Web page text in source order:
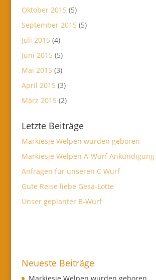
Oktober 2015 (5)
September 2015 (5)
Juli 2015 (4)
Juni 2015 (5)
Mai 2015 (3)
April 2015 (3)
März 2015 (2)
Letzte Beiträge
Markiesje Welpen wurden geboren
Markiesje Welpen A-Wurf Ankündigung
Anfragen für unseren C Wurf
Gute Reise liebe Gesa-Lotte
Unser geplanter B-Wurf
Neueste Beiträge
Markiesje Welpen wurden geboren